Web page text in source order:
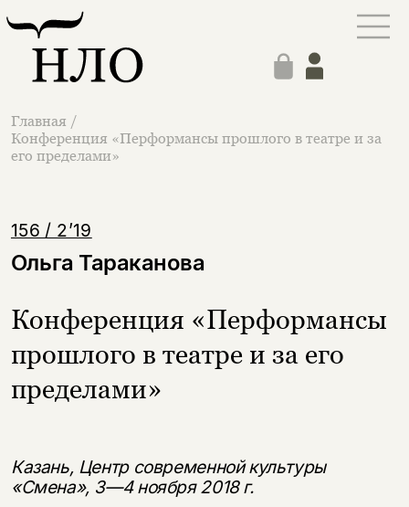
Главная /
Конференция «Перформансы прошлого в театре и за
его пределами»
156 / 2’19
Ольга Тараканова
Конференция «Перформансы
прошлого в театре и за его
пределами»
Казань, Центр современной культуры
«Смена», 3—4 ноября 2018 г.